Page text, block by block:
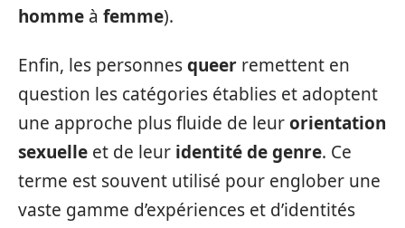
homme à femme).
Enfin, les personnesqueer remettent en
question les catégories établies et adoptent
une approche plus fluide de leurorientation
sexuelle et de leur identité de genre. Ce
terme est souvent utilisé pour englober une
vaste gamme d’expériences et d’identités